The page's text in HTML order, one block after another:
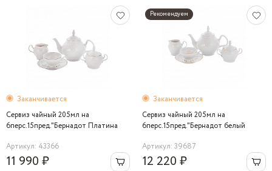
Заканчивается
Сервиз чайный 205мл на
6перс.15пред."Бернадот Платина
Артикул: 43366
11 990 ₽
Рекомендуем
Заканчивается
Сервиз чайный 205мл на
6перс.15пред."Бернадот белый
Артикул: 39687
12 220 ₽